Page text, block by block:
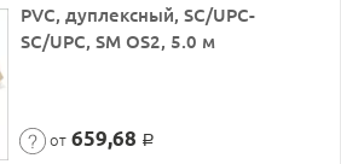
PVC, дуплексный, SC/UPC-
SC/UPC, SM OS2, 5.0 м
от 659,68 Р